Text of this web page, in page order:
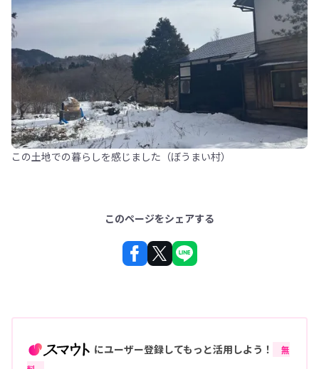
この土地での暮らしを感じました（ぼうまい村）
このページをシェアする
にユーザー登録してもっと活用しよう！
無